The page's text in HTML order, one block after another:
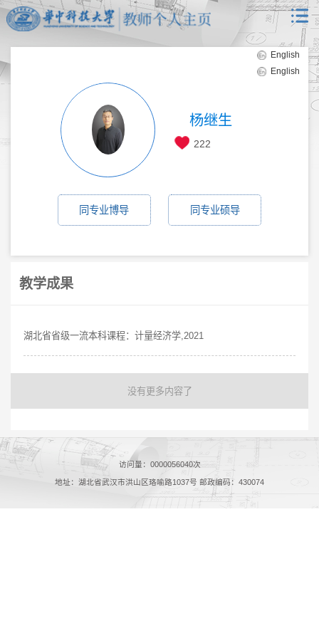
English
English
杨继生
222
同专业博导 同专业硕导
教学成果
湖北省省级一流本科课程：计量经济学,2021
没有更多内容了
访问量： 0000056040次
地址：湖北省武汉市洪山区珞喻路1037号 邮政编码：430074